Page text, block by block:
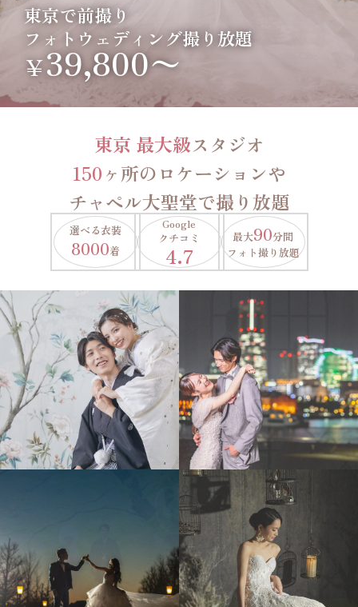
東京で前撮り
フォトウェディング撮り放題
￥39,800〜
東京 最大級スタジオ
150ヶ所のロケーションや
チャペル大聖堂で撮り放題
選べる衣装
8000着
Google
クチコミ
4.7
最大90分間
フォト撮り放題